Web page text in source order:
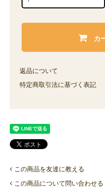
カ
返品について
特定商取引法に基づく表記
この商品を友達に教える
この商品について問い合わせる